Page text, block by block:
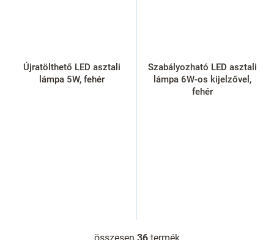
Újratölthető LED asztali
lámpa 5W, fehér
Szabályozható LED asztali
lámpa 6W-os kijelzővel,
fehér
összesen 36 termék